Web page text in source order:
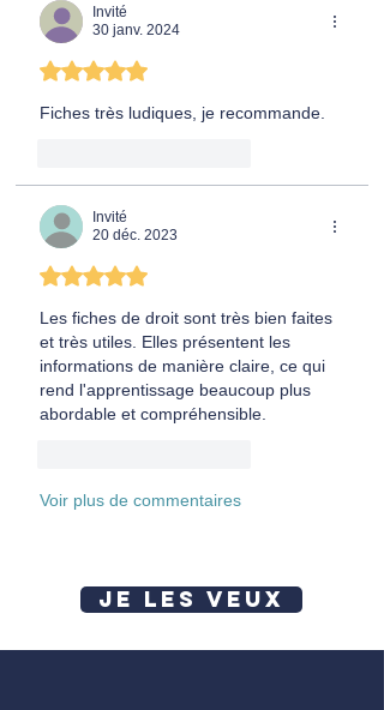
Invité
30 janv. 2024
Noté 5 étoiles sur 5.
Fiches très ludiques, je recommande.
Invité
20 déc. 2023
Noté 5 étoiles sur 5.
Les fiches de droit sont très bien faites
et très utiles. Elles présentent les
informations de manière claire, ce qui
rend l'apprentissage beaucoup plus
abordable et compréhensible.
Voir plus de commentaires
JE LES VEUX